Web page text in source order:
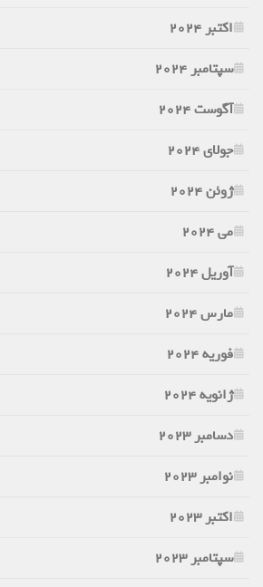
اکتبر 2024
سپتامبر 2024
آگوست 2024
جولای 2024
ژوئن 2024
می 2024
آوریل 2024
مارس 2024
فوریه 2024
ژانویه 2024
دسامبر 2023
نوامبر 2023
اکتبر 2023
سپتامبر 2023